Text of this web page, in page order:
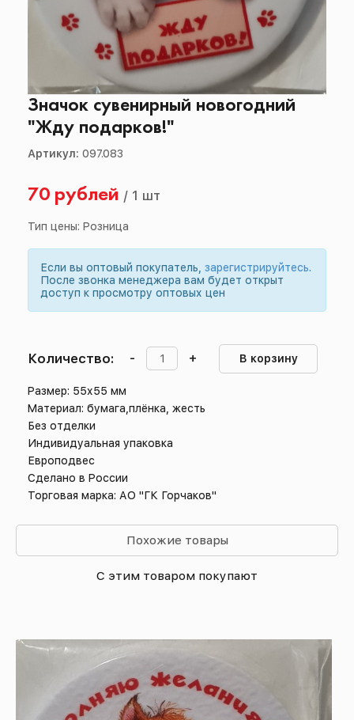
Значок сувенирный новогодний
"Жду подарков!"
Артикул: 097.083
70 рублей / 1 шт
Тип цены: Розница
Если вы оптовый покупатель, зарегистрируйтесь.
После звонка менеджера вам будет открыт
доступ к просмотру оптовых цен
Количество: - + В корзину
Размер: 55х55 мм
Материал: бумага,плёнка, жесть
Без отделки
Индивидуальная упаковка
Европодвес
Сделано в России
Торговая марка: АО "ГК Горчаков"
Похожие товары
С этим товаром покупают